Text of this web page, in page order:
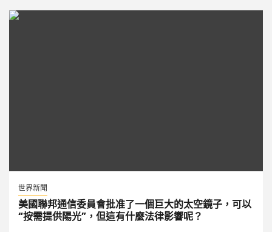
世界新聞
美國聯邦通信委員會批准了一個巨大的太空鏡子，可以
“按需提供陽光”，但這有什麼法律影響呢？